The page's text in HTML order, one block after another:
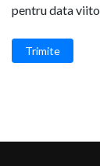
pentru data
Trimite